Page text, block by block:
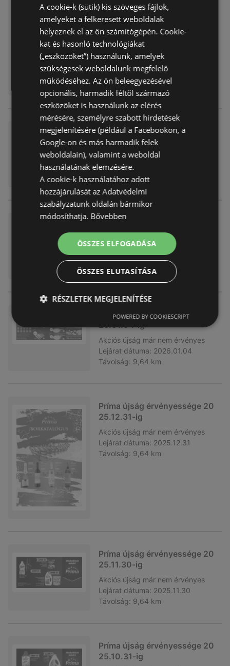
Lejárat dátuma: 2026.04.22
Távolság: 9,64 km
Príma újság érvényessége 20
26.03.31-ig
Akciós újság már nem érvényes
Lejárat dátuma:
Távolság: 9,64 km
Príma újság érvényessége 20
26.01.31-ig
Akciós újság már nem érvényes
Lejárat dátuma: 2026.01.31
Távolság: 9,64 km
Príma újság érvényessége 20
26.01.04-ig
Akciós újság már nem érvényes
Lejárat dátuma: 2026.01.04
Távolság: 9,64 km
Príma újság érvényessége 20
25.12.31-ig
Akciós újság már nem érvényes
Lejárat dátuma: 2025.12.31
Távolság: 9,64 km
Príma újság érvényessége 20
25.11.30-ig
Akciós újság már nem érvényes
Lejárat dátuma: 2025.11.30
Távolság: 9,64 km
Príma újság érvényessége 20
25.10.31-ig
A cookie-k (sütik) kis szöveges fájlok,
amelyeket a felkeresett weboldalak
helyeznek el az ön számítógépén. Cookie-
kat és hasonló technológiákat
(„eszközöket”) használunk, amelyek
szükségesek weboldalunk megfelelő
működéséhez. Az ön beleegyezésével
opcionális, harmadik féltől származó
eszközöket is használunk az elérés
mérésére, személyre szabott hirdetések
megjelenítésére (például a Facebookon, a
Google-on és más harmadik felek
weboldalain), valamint a weboldal
használatának elemzésére.
A cookie-k használatához adott
hozzájárulását az Adatvédelmi
szabályzatunk oldalán bármikor
módosíthatja. Bővebben
ÖSSZES ELFOGADÁSA
ÖSSZES ELUTASÍTÁSA
RÉSZLETEK MEGJELENÍTÉSE
POWERED BY COOKIESCRIPT